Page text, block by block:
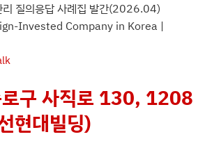
리 질의응답 사례집 발간(2026.04)
Invested Company in Korea |
로구 사직로 130, 1208
현대빌딩)